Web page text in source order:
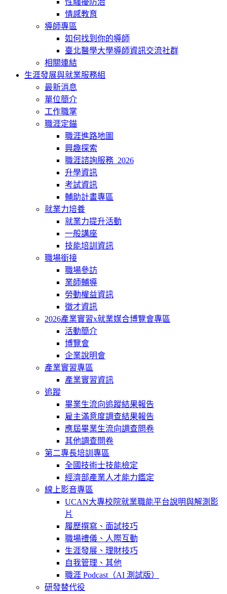
情感教育
導師專區
如何找到你的導師
臺北醫學大學導師資訊交流社群
相關連結
生涯發展與就業服務組
最新消息
單位簡介
工作職掌
職涯定錨
職涯進路地圖
興趣探索
職涯諮詢服務_2026
升學資訊
考試資訊
輔助計畫專區
就業力培養
就業力提升活動
一般講座
技能培訓資訊
職場銜接
職場參訪
業師輔導
勞動權益資訊
徵才資訊
2026產業實習x就業媒合博覽會專區
活動簡介
博覽會
企業說明會
產業實習專區
產業實習資訊
追蹤
畢業生流向追蹤結果報告
雇主滿意度調查結果報告
應屆畢業生流向調查問卷
其他調查問卷
第二專長培訓專區
全國技術士技能檢定
經濟部產業人才能力鑑定
線上影音專區
UCAN大專校院就業職能平台說明與解測影
片
履歷撰寫、面試技巧
職場禮儀、人際互動
生涯發展、理財技巧
自我管理、其他
職涯 Podcast（AI 測試版）
研發替代役